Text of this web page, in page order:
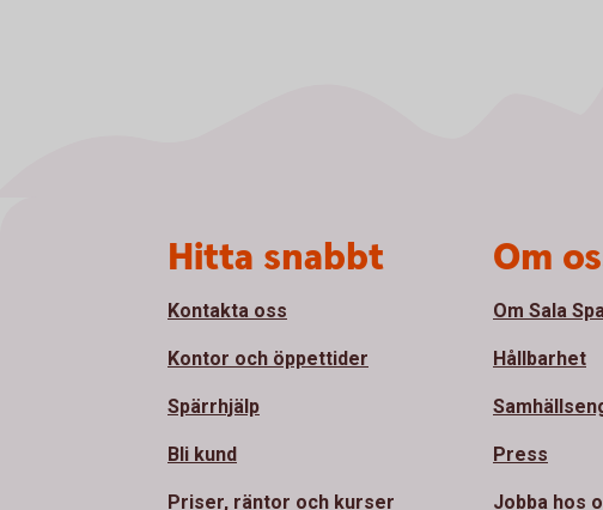
Hitta snabbt
Kontakta oss
Kontor och öppettider
Spärrhjälp
Bli kund
Priser, räntor och kurser
Om
Om Sala
Hållbarhet
Press
Jobba hos